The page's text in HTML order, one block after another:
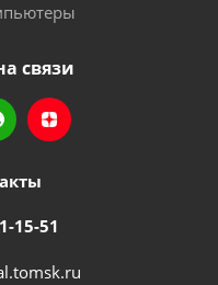
связи
15-51